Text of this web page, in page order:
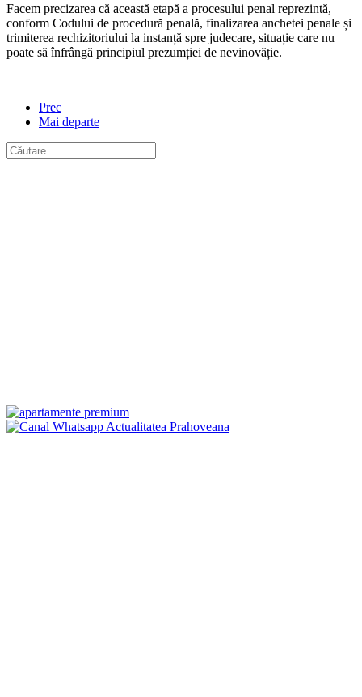
Facem precizarea că această etapă a procesului penal reprezintă,
conform Codului de procedură penală, finalizarea anchetei penale și
trimiterea rechizitoriului la instanță spre judecare, situație care nu
poate să înfrângă principiul prezumției de nevinovăție.
Prec
Mai departe